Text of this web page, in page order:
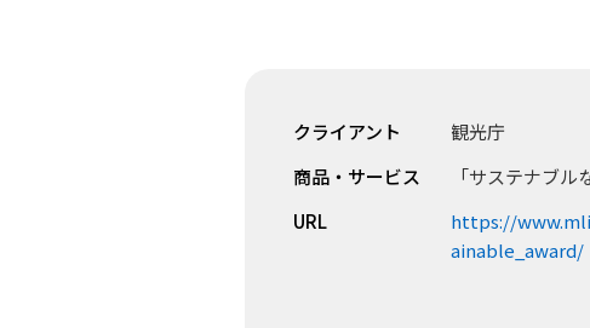
クライアント
観光庁
商品・サービス
「サステナブル
URL
https://
ainable_award/